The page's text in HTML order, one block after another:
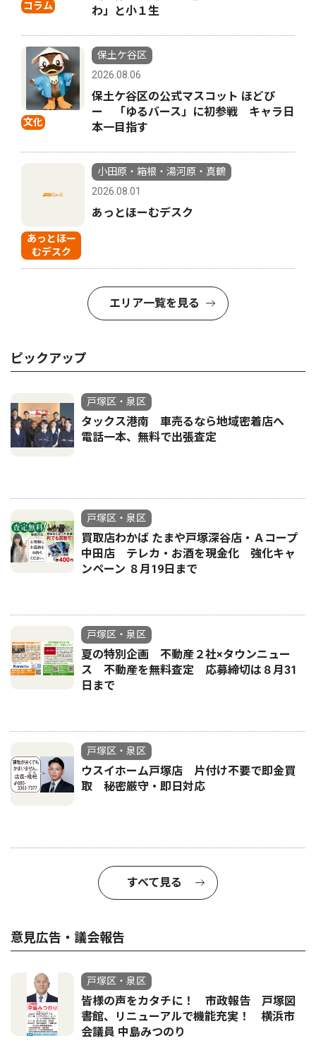
コラム
わ」と小１生
文化
保土ケ谷区
2026.08.06
保土ケ谷区の公式マスコット ほどぴ
ー 「ゆるバース」に初参戦 キャラ日
本一目指す
あっとほー
むデスク
小田原・箱根・湯河原・真鶴
2026.08.01
あっとほーむデスク
エリア一覧を見る
ピックアップ
戸塚区・泉区
タックス港南 車売るなら地域密着店へ
電話一本、無料で出張査定
戸塚区・泉区
買取店わかば たまや戸塚深谷店・Ａコープ
中田店 テレカ・お酒を現金化 強化キャ
ンペーン ８月19日まで
戸塚区・泉区
夏の特別企画 不動産２社×タウンニュー
ス 不動産を無料査定 応募締切は８月31
日まで
戸塚区・泉区
ウスイホーム戸塚店 片付け不要で即金買
取 秘密厳守・即日対応
すべて見る
意見広告・議会報告
戸塚区・泉区
皆様の声をカタチに！ 市政報告 戸塚図
書館、リニューアルで機能充実！ 横浜市
会議員 中島みつのり